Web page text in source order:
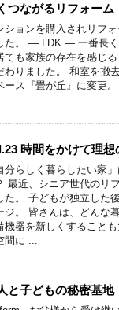
つながるリフォーム
ションを購入されリフ
た。 ― LDK ― 一番長く
ても家族の存在を感じ
わりました。 和室を撤
ース『畳が丘』に変更
時間をかけて理
分らしく暮らしたい家
最近、シニア世代のリ
た。 子どもが独立した
ジ。 皆さんは、どんな
機器を新しくすること
間に ...
と子どもの秘密基地